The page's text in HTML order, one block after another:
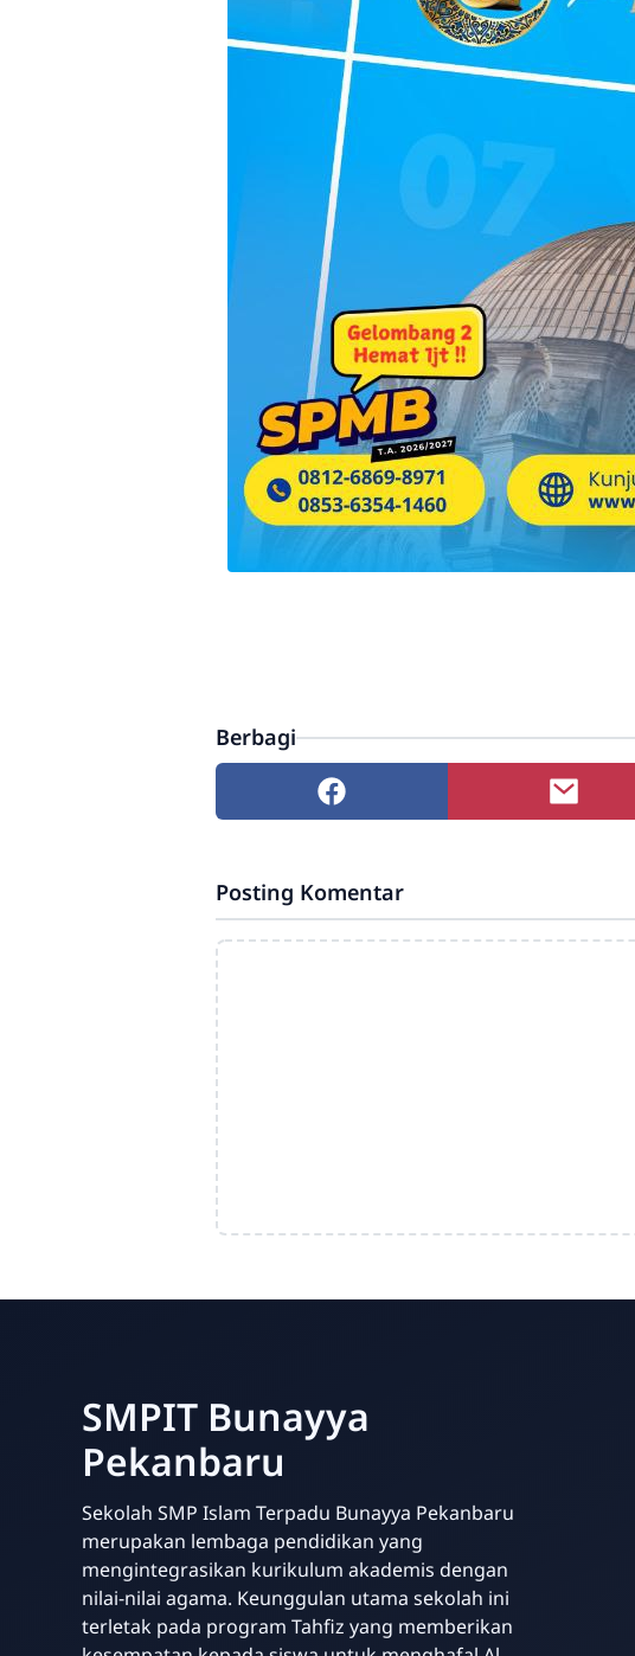
Berbagi
Posting Komentar
SMPIT Bunayya
Pekanbaru
Sekolah SMP Islam Terpadu Bunayya Pekanbaru
merupakan lembaga pendidikan yang
mengintegrasikan kurikulum akademis dengan
nilai-nilai agama. Keunggulan utama sekolah ini
terletak pada program Tahfiz yang memberikan